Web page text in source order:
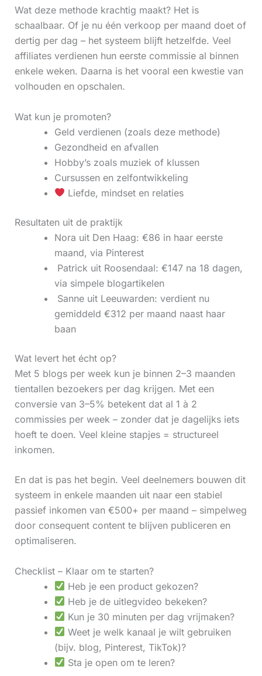
Wat deze methode krachtig maakt? Het is
schaalbaar. Of je nu één verkoop per maand doet of
dertig per dag – het systeem blijft hetzelfde. Veel
affiliates verdienen hun eerste commissie al binnen
enkele weken. Daarna is het vooral een kwestie van
volhouden en opschalen.
Wat kun je promoten?
Geld verdienen (zoals deze methode)
Gezondheid en afvallen
Hobby’s zoals muziek of klussen
Cursussen en zelfontwikkeling
Liefde, mindset en relaties
Resultaten uit de praktijk
Nora uit Den Haag: €86 in haar eerste
maand, via Pinterest
‍ Patrick uit Roosendaal: €147 na 18 dagen,
via simpele blogartikelen
‍ Sanne uit Leeuwarden: verdient nu
gemiddeld €312 per maand naast haar
baan
Wat levert het écht op?
Met 5 blogs per week kun je binnen 2–3 maanden
tientallen bezoekers per dag krijgen. Met een
conversie van 3–5% betekent dat al 1 à 2
commissies per week – zonder dat je dagelijks iets
hoeft te doen. Veel kleine stapjes = structureel
inkomen.
En dat is pas het begin. Veel deelnemers bouwen dit
systeem in enkele maanden uit naar een stabiel
passief inkomen van €500+ per maand – simpelweg
door consequent content te blijven publiceren en
optimaliseren.
Checklist – Klaar om te starten?
Heb je een product gekozen?
Heb je de uitlegvideo bekeken?
Kun je 30 minuten per dag vrijmaken?
Weet je welk kanaal je wilt gebruiken
(bijv. blog, Pinterest, TikTok)?
Sta je open om te leren?